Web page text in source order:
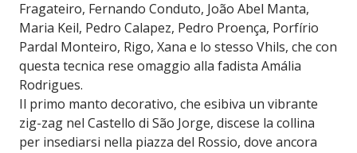
Fragateiro, Fernando Conduto, João Abel Manta,
Maria Keil, Pedro Calapez, Pedro Proença, Porfírio
Pardal Monteiro, Rigo, Xana e lo stesso Vhils, che con
questa tecnica rese omaggio alla fadista Amália
Rodrigues.
Il primo manto decorativo, che esibiva un vibrante
zig-zag nel Castello di São Jorge, discese la collina
per insediarsi nella piazza del Rossio, dove ancora